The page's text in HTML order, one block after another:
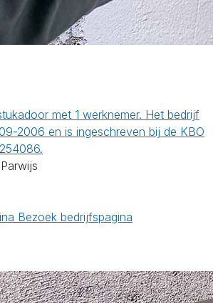
met 1 werknemer. Het bedrijf
2006 en is ingeschreven bij de KBO
Bezoek bedrijfspagina